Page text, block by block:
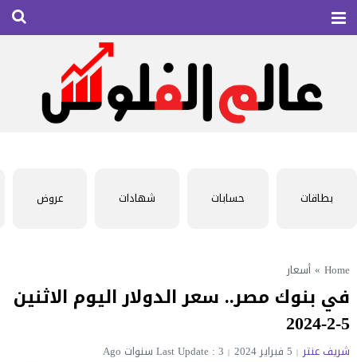
بطاقات حسابات شهادات عروض
Home
» أسعار
في بنوك مصر.. سعر الدولار اليوم الاثنين
5-2-2024
شريف عنتر 5 فبراير 2024 Last Update : 3 سنوات Ago